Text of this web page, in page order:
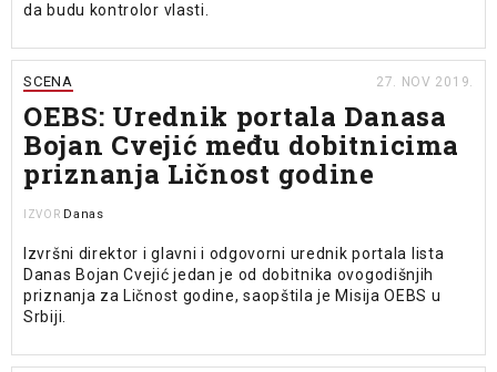
da budu kontrolor vlasti.
SCENA 27. NOV 2019.
OEBS: Urednik portala Danasa
Bojan Cvejić među dobitnicima
priznanja Ličnost godine
IZVOR Danas
Izvršni direktor i glavni i odgovorni urednik portala lista
Danas Bojan Cvejić jedan je od dobitnika ovogodišnjih
priznanja za Ličnost godine, saopštila je Misija OEBS u
Srbiji.